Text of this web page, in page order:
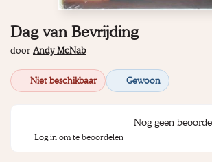
Dag van Bevrijding
door Andy McNab
Niet beschikbaar Gewoon
Nog geen
Log in om te beoordelen